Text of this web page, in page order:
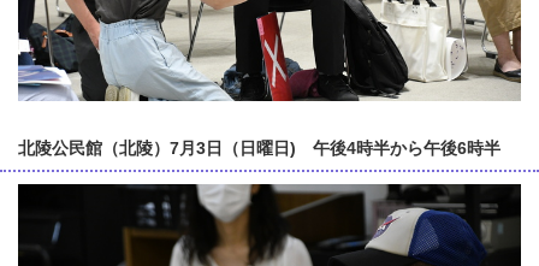
北陵公民館（北陵）7月3日（日曜日) 午後4時半から午後6時半